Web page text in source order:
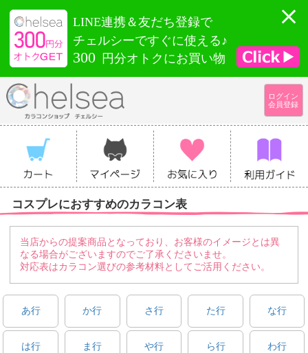
LINE連携＆友だち登録で
チェルシーですぐに使える♪
300 円分オトクにお買い物
ログイン
会員登録
コスプレにおすすめのカラコン表
当店からの提案商品となっており、お客様のイメージとは異
なる場合がございますのでご了承くださいませ。
対応表はカラコン選びの参考材料としてご活用ください。
あ行 か行 さ行 た行 な行
は行 ま行 や行 ら行 わ行